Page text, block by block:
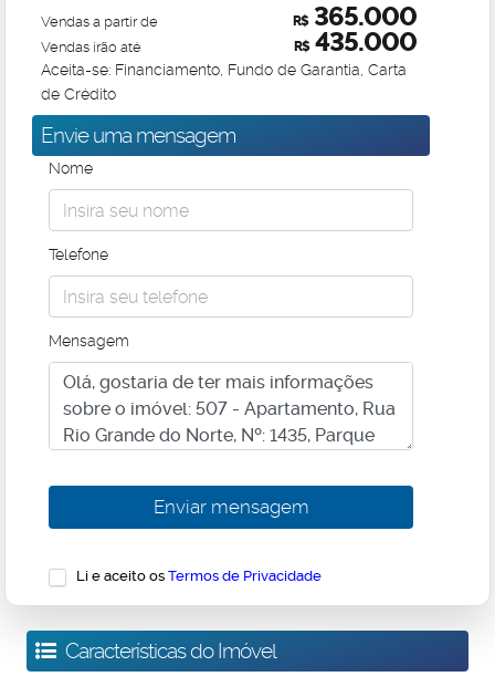
R$365.000
Vendas a partir de
R$435.000
Vendas irão até
Aceita-se: Financiamento, Fundo de Garantia, Carta
de Crédito
Envie uma mensagem
Nome
Telefone
Mensagem
Li e aceito os Termos de Privacidade
Características do Imóvel